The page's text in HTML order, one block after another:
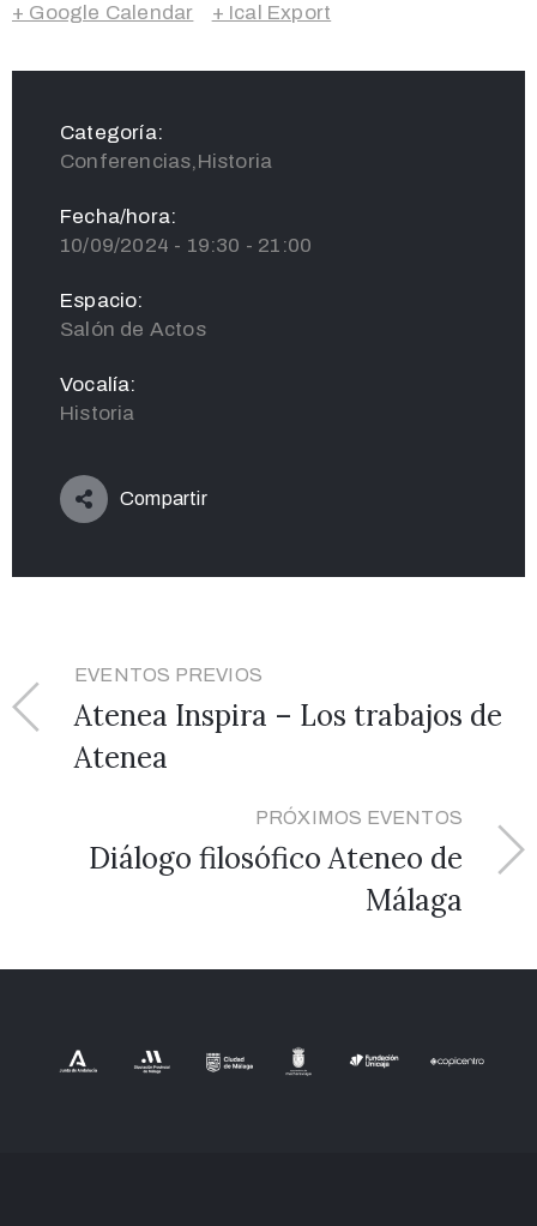
+ Google Calendar + Ical Export
Categoría:
Conferencias,Historia
Fecha/hora:
10/09/2024 - 19:30 - 21:00
Espacio:
Salón de Actos
Vocalía:
Historia
Compartir
EVENTOS PREVIOS
Atenea Inspira – Los trabajos de
Atenea
PRÓXIMOS EVENTOS
Diálogo filosófico Ateneo de
Málaga